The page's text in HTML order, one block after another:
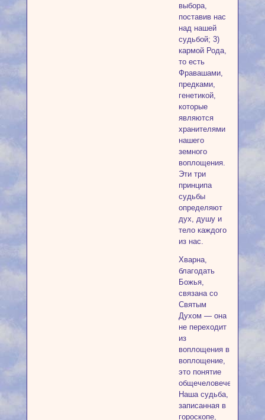
выбора,
поставив нас
над нашей
судьбой; 3)
кармой Рода,
то есть
Фравашами,
предками,
генетикой,
которые
являются
хранителями
нашего
земного
воплощения.
Эти три
принципа
судьбы
определяют
дух, душу и
тело каждого
из нас.
Хварна,
благодать
Божья,
связана со
Святым
Духом — она
не переходит
из
воплощения в
воплощение,
это понятие
общечеловеческое.
Наша судьба,
записанная в
гороскопе,